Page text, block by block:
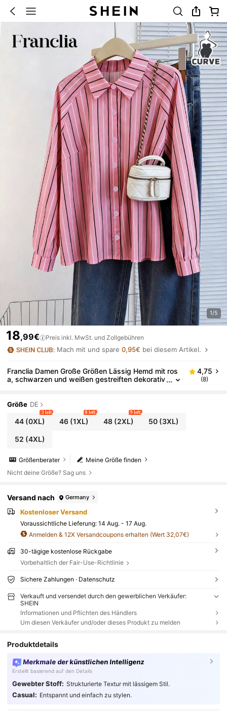
1/5
18,99€ Preis inkl. MwSt. und Zollgebühren
Mach mit und spare0,95€ bei diesem Artikel.
Franclia Damen Große Größen Lässig Hemd mit ros
a, schwarzen und weißen gestreiften dekorativ
4,75
(8)
Größe DE
44(0XL)
3 left
46 (1XL)
8 left
48(2XL)
9 left
50(3XL)
52 (4XL)
Meine Größe finden
Größenberater
Nicht deine Größe? Sag uns
Versand nach Germany
Kostenloser Versand
Voraussichtliche Lieferung: 14 Aug. - 17 Aug.
Anmelden & 12X Versandcoupons erhalten (Wert 32,07€)
30-tägige kostenlose Rückgabe
Vorbehaltlich der Fair-Use-Richtlinie
Sichere Zahlungen · Datenschutz
Verkauft und versendet durch den gewerblichen Verkäufer:
SHEIN
Informationen und Pflichten des Händlers
Um diesen Verkäufer und/oder dieses Produkt zu melden
Produktdetails
Merkmale der künstlichen Intelligenz
Erstellt basierend auf den Details
Gewebter Stoff: Strukturierte Textur mit lässigem Stil.
Casual: Entspannt und einfach zu stylen.